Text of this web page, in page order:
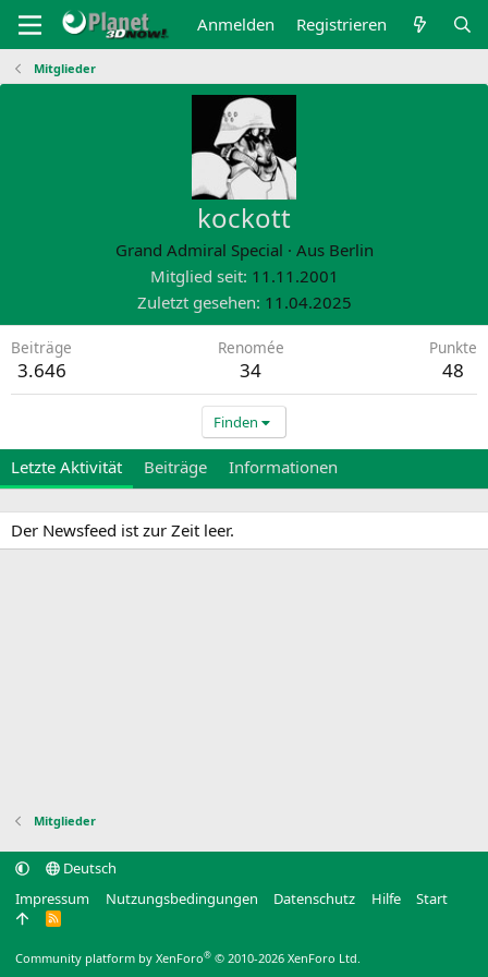
Anmelden Registrieren
Mitglieder
kockott
Grand Admiral Special · Aus Berlin
Mitglied seit 11.11.2001
Zuletzt gesehen 11.04.2025
Beiträge
3.646
Renomée
34
Punkte
48
Finden
Letzte Aktivität Beiträge Informationen
Der Newsfeed ist zur Zeit leer.
Mitglieder
Deutsch
Impressum
Nutzungsbedingungen Datenschutz Hilfe Start
R
Community platform by XenForo® © 2010-2026 XenForo Ltd.